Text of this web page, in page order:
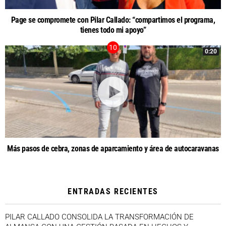
Page se compromete con Pilar Callado: “compartimos el programa,
tienes todo mi apoyo”
0:20
Más pasos de cebra, zonas de aparcamiento y área de autocaravanas
ENTRADAS RECIENTES
PILAR CALLADO CONSOLIDA LA TRANSFORMACIÓN DE